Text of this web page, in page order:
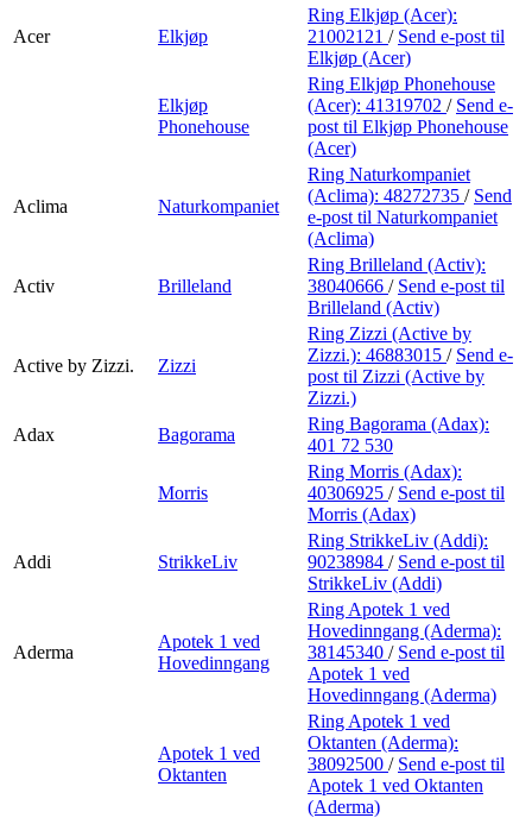
Acer Elkjøp
Ring Elkjøp (Acer):
21002121 / Send e-post til
Elkjøp (Acer)
Elkjøp
Phonehouse
Ring Elkjøp Phonehouse
(Acer): 41319702 / Send e-
post til Elkjøp Phonehouse
(Acer)
Aclima Naturkompaniet
Ring Naturkompaniet
(Aclima): 48272735 / Send
e-post til Naturkompaniet
(Aclima)
Activ Brilleland
Ring Brilleland (Activ):
38040666 / Send e-post til
Brilleland (Activ)
Active by Zizzi. Zizzi
Ring Zizzi (Active by
Zizzi.): 46883015 / Send e-
post til Zizzi (Active by
Zizzi.)
Adax
Bagorama
Ring Bagorama (Adax):
401 72 530
Morris
Ring Morris (Adax):
40306925 / Send e-post til
Morris (Adax)
Addi StrikkeLiv
Ring StrikkeLiv (Addi):
90238984 / Send e-post til
StrikkeLiv (Addi)
Aderma
Apotek 1 ved
Hovedinngang
Ring Apotek 1 ved
Hovedinngang (Aderma):
38145340 / Send e-post til
Apotek 1 ved
Hovedinngang (Aderma)
Apotek 1 ved
Oktanten
Ring Apotek 1 ved
Oktanten (Aderma):
38092500 / Send e-post til
Apotek 1 ved Oktanten
(Aderma)